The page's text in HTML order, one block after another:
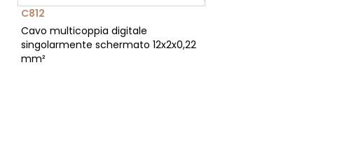
C812
Cavo multicoppia digitale
singolarmente schermato 12x2x0,22
mm²